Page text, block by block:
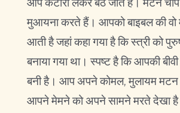
आप कटोरा लेकर बैठ जाते हैं। मटन
मुआयना करते हैं। आपको बाइबल की वो
आती है जहां कहा गया है कि स्त्री को
बनाया गया था। स्पष्ट है कि आपकी
बनी है। आप अपने कोमल, मुलायम
आपने मेमने को अपने सामने मरते देखा